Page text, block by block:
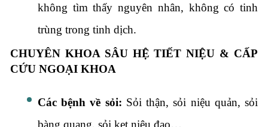
không tìm thấy nguyên nhân, không có tinh
trùng trong tinh dịch.
CHUYÊN KHOA SÂU HỆ TIẾT NIỆU & CẤP
CỨU NGOẠI KHOA
Các bệnh về sỏi: Sỏi thận, sỏi niệu quản, sỏi
bàng quang, sỏi kẹt niệu đạo…